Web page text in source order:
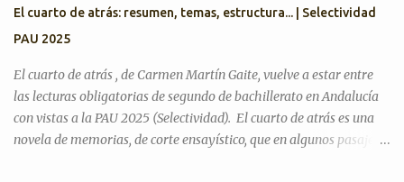
¿Queremos más a nuestra familia o a aquellas personas con las
que tenemos más trato? Artículos para practicar PAU 2026 YO A
TU EDAD José Luis Sastre...
El cuarto de atrás: resumen, temas, estructura... | Selectividad
PAU 2025
El cuarto de atrás , de Carmen Martín Gaite, vuelve a estar entre
las lecturas obligatorias de segundo de bachillerato en Andalucía
con vistas a la PAU 2025 (Selectividad). El cuarto de atrás es una
novela de memorias, de corte ensayístico, que en algunos pasajes